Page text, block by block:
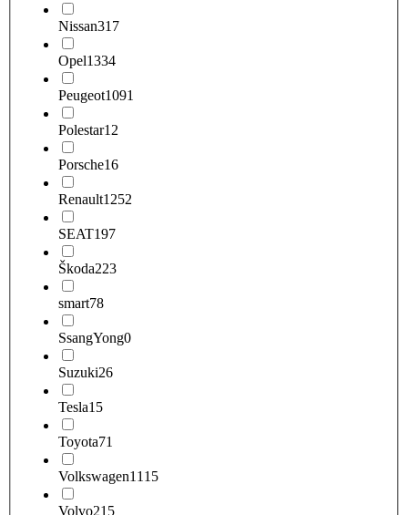
Nissan317
Opel1334
Peugeot1091
Polestar12
Porsche16
Renault1252
SEAT197
Škoda223
smart78
SsangYong0
Suzuki26
Tesla15
Toyota71
Volkswagen1115
Volvo215